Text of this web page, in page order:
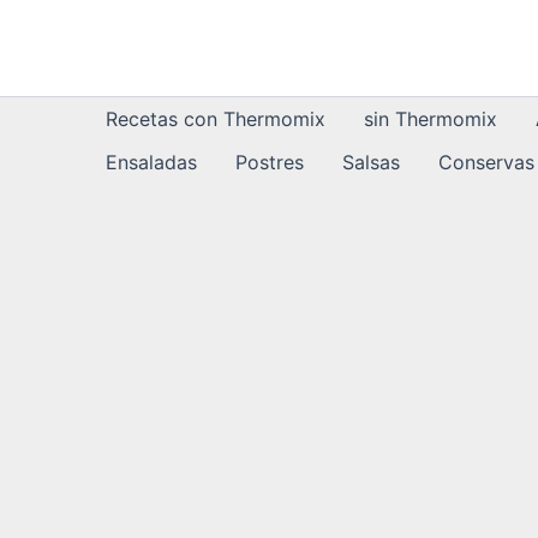
Recetas con Thermomix
sin Thermomix
Ensaladas
Postres Salsas Conservas